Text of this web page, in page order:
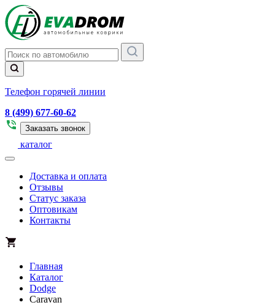
Телефон горячей линии
8 (499) 677-60-62
Заказать звонок
каталог
Доставка и оплата
Отзывы
Статус заказа
Оптовикам
Контакты
Главная
Каталог
Dodge
Caravan